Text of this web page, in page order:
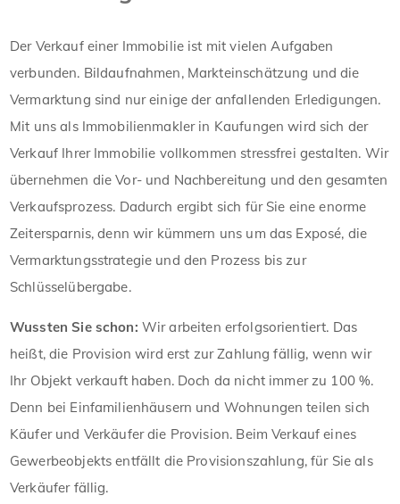
Der Verkauf einer Immobilie ist mit vielen Aufgaben
verbunden. Bildaufnahmen, Markteinschätzung und die
Vermarktung sind nur einige der anfallenden Erledigungen.
Mit uns als Immobilienmakler in Kaufungen wird sich der
Verkauf Ihrer Immobilie vollkommen stressfrei gestalten. Wir
übernehmen die Vor- und Nachbereitung und den gesamten
Verkaufsprozess. Dadurch ergibt sich für Sie eine enorme
Zeitersparnis, denn wir kümmern uns um das Exposé, die
Vermarktungsstrategie und den Prozess bis zur
Schlüsselübergabe.
Wussten Sie schon: Wir arbeiten erfolgsorientiert. Das
heißt, die Provision wird erst zur Zahlung fällig, wenn wir
Ihr Objekt verkauft haben. Doch da nicht immer zu 100 %.
Denn bei Einfamilienhäusern und Wohnungen teilen sich
Käufer und Verkäufer die Provision. Beim Verkauf eines
Gewerbeobjekts entfällt die Provisionszahlung, für Sie als
Verkäufer fällig.